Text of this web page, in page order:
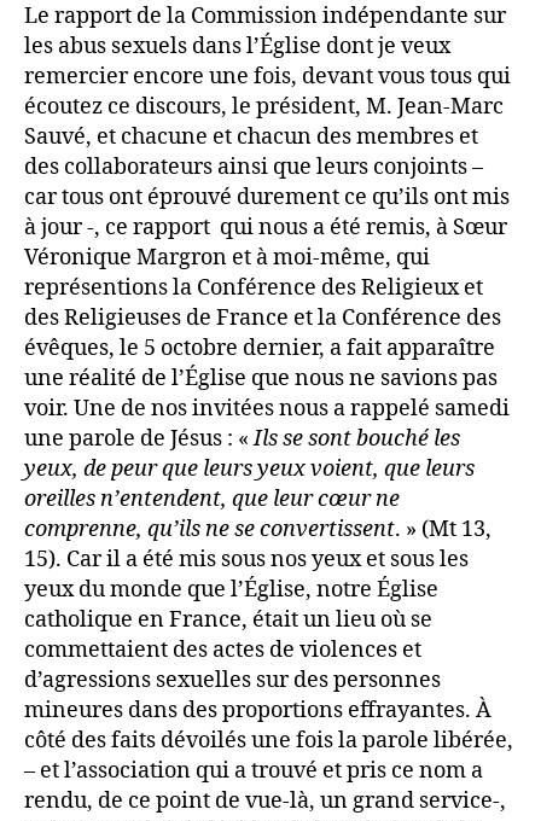
Le rapport de la Commission indépendante sur
les abus sexuels dans l’Église dont je veux
remercier encore une fois, devant vous tous qui
écoutez ce discours, le président, M. Jean-Marc
Sauvé, et chacune et chacun des membres et
des collaborateurs ainsi que leurs conjoints –
car tous ont éprouvé durement ce qu’ils ont mis
à jour -, ce rapport qui nous a été remis, à Sœur
Véronique Margron et à moi-même, qui
représentions la Conférence des Religieux et
des Religieuses de France et la Conférence des
évêques, le 5 octobre dernier, a fait apparaître
une réalité de l’Église que nous ne savions pas
voir. Une de nos invitées nous a rappelé samedi
une parole de Jésus : «Ils se sont bouché les
yeux, de peur que leurs yeux voient, que leurs
oreilles n’entendent, que leur cœur ne
comprenne, qu’ils ne se convertissent. » (Mt 13,
15). Car il a été mis sous nos yeux et sous les
yeux du monde que l’Église, notre Église
catholique en France, était un lieu où se
commettaient des actes de violences et
d’agressions sexuelles sur des personnes
mineures dans des proportions effrayantes. À
côté des faits dévoilés une fois la parole libérée,
– et l’association qui a trouvé et pris ce nom a
rendu, de ce point de vue-là, un grand service-,